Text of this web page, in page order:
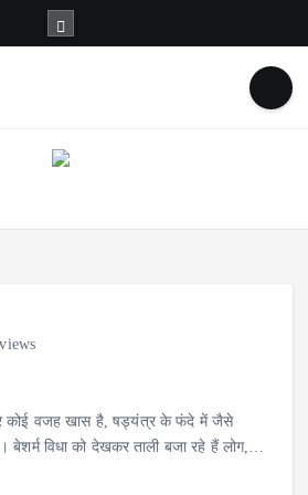
कोई वजह खास है, षड्यंत्र के फंदे में जैसे
बेशर्म विधा को देखकर ताली बजा रहे हैं लोग,…